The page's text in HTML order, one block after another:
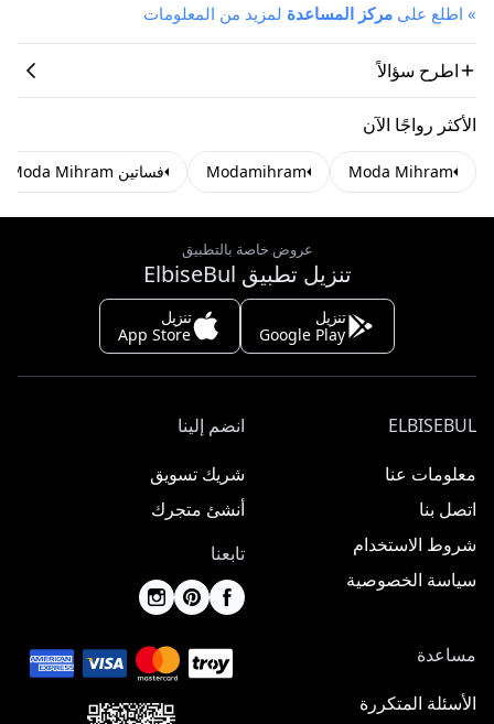
» اطلع على مركز المساعدة لمزيد من المعلومات
اطرح سؤالاً
الأكثر رواجًا الآن
Moda Mihram
Modamihram فساتين Moda Mihram المحجبات
عروض خاصة بالتطبيق
تنزيل تطبيق ElbiseBul
تنزيل
Google Play
تنزيل
App Store
ELBISEBUL
معلومات عنا
اتصل بنا
شروط الاستخدام
سياسة الخصوصية
انضم إلينا
شريك تسويق
أنشئ متجرك
تابعنا
مساعدة
الأسئلة المتكررة